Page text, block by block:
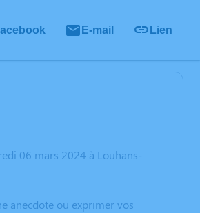
E-mail Lien
06 mars 2024 à Louhans-
anecdote ou exprimer vos